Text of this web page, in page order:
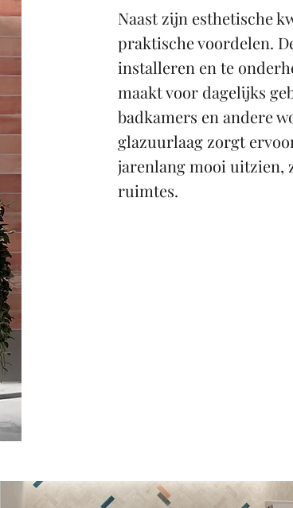
Naast zijn esthetische
praktische voordelen.
installeren en te
maakt voor dagelijks
badkamers en andere
glazuurlaag zorgt
jarenlang mooi uitzien,
ruimtes.